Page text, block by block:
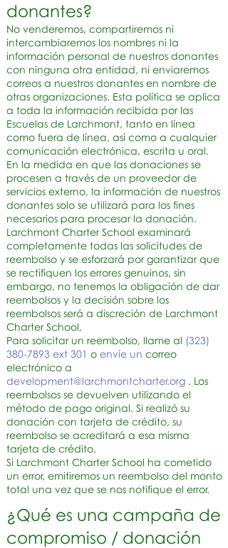
donantes?
No venderemos, compartiremos ni
intercambiaremos los nombres ni la
información personal de nuestros donantes
con ninguna otra entidad, ni enviaremos
correos a nuestros donantes en nombre de
otras organizaciones. Esta política se aplica
a toda la información recibida por las
Escuelas de Larchmont, tanto en línea
como fuera de línea, así como a cualquier
comunicación electrónica, escrita u oral.
En la medida en que las donaciones se
procesen a través de un proveedor de
servicios externo, la información de nuestros
donantes solo se utilizará para los fines
necesarios para procesar la donación.
Larchmont Charter School examinará
completamente todas las solicitudes de
reembolso y se esforzará por garantizar que
se rectifiquen los errores genuinos, sin
embargo, no tenemos la obligación de dar
reembolsos y la decisión sobre los
reembolsos será a discreción de Larchmont
Charter School.
Para solicitar un reembolso, llame al (323)
380-7893 ext 301 o envíe un correo
electrónico a
development@larchmontcharter.org . Los
reembolsos se devuelven utilizando el
método de pago original. Si realizó su
donación con tarjeta de crédito, su
reembolso se acreditará a esa misma
tarjeta de crédito.
Si Larchmont Charter School ha cometido
un error, emitiremos un reembolso del monto
total una vez que se nos notifique el error.
¿Qué es una campaña de
compromiso / donación